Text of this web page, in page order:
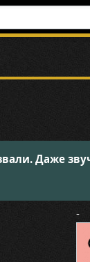
Даже
-